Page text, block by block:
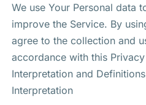
We use Your Personal data
improve the Service. By
agree to the collection and
accordance with this
Interpretation and Definitions
Interpretation